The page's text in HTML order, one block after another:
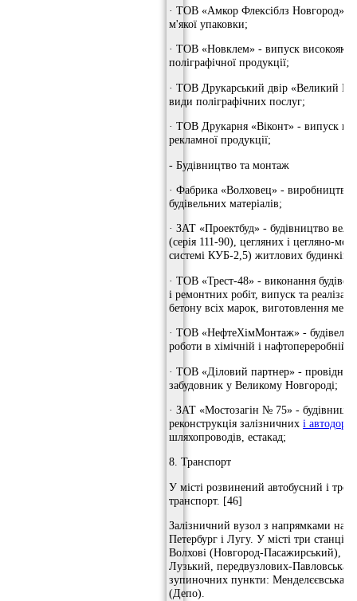
· ТОВ «Амкор Флексіблз Новгород» -
м'якої упаковки;
· ТОВ «Новклем» - випуск
поліграфічної продукції;
· ТОВ Друкарський двір «Великий
види поліграфічних послуг;
· ТОВ Друкарня «Віконт» - випуск
рекламної продукції;
- Будівництво та монтаж
· Фабрика «Волховец» - виробництво
будівельних матеріалів;
· ЗАТ «Проектбуд» - будівництво
(серія 111-90), цегляних і цегляно-
системі КУБ-2,5) житлових будинків;
· ТОВ «Трест-48» - виконання
і ремонтних робіт, випуск та
бетону всіх марок, виготовлення
· ТОВ «НефтеХімМонтаж» -
роботи в хімічній і нафтопереробній
· ТОВ «Діловий партнер» - провідна
забудовник у Великому Новгороді;
· ЗАТ «Мостозагін № 75» -
реконструкція залізничних і
шляхопроводів, естакад;
8. Транспорт
У місті розвинений автобусний і
транспорт. [46]
Залізничний вузол з напрямками на
Петербург і Лугу. У місті три
Волхові (Новгород-Пасажирський),
Лузький, передвузлових-Павловська,
зупиночних пункти: Менделєєвська і
(Депо).